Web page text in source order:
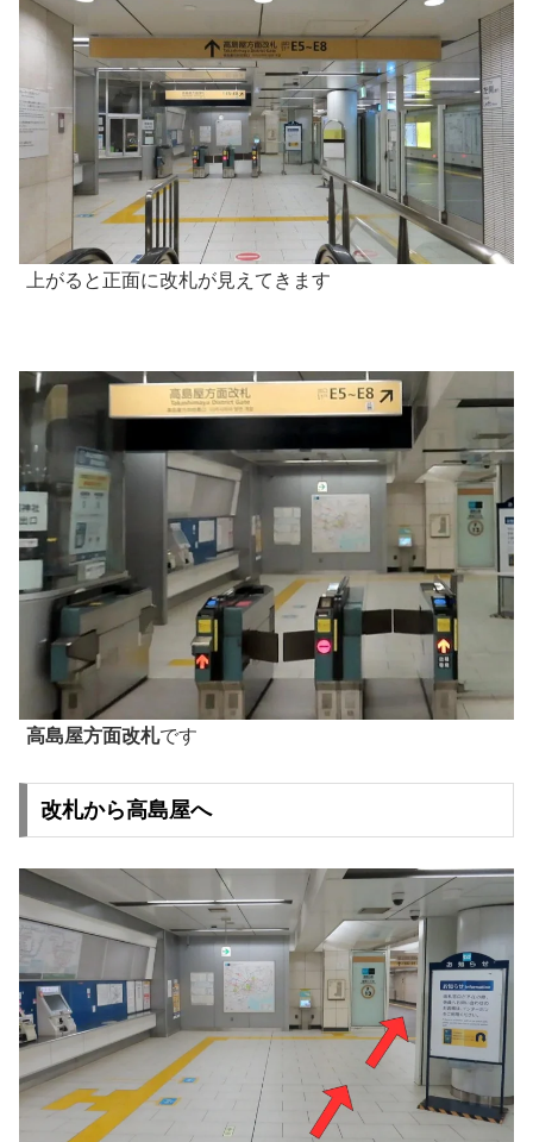
上がると正面に改札が見えてきます
高島屋方面改札です
改札から高島屋へ